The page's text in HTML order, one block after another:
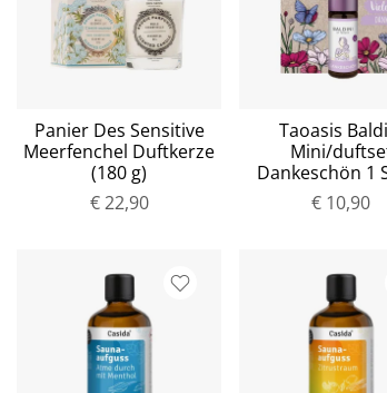
Panier Des Sensitive
Meerfenchel Duftkerze
(180 g)
€ 22,90
Taoasis
Mini/
Dankeschön 1
€ 10,90